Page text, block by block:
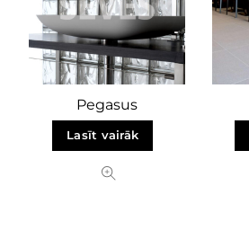
Pegasus
Lasīt vairāk